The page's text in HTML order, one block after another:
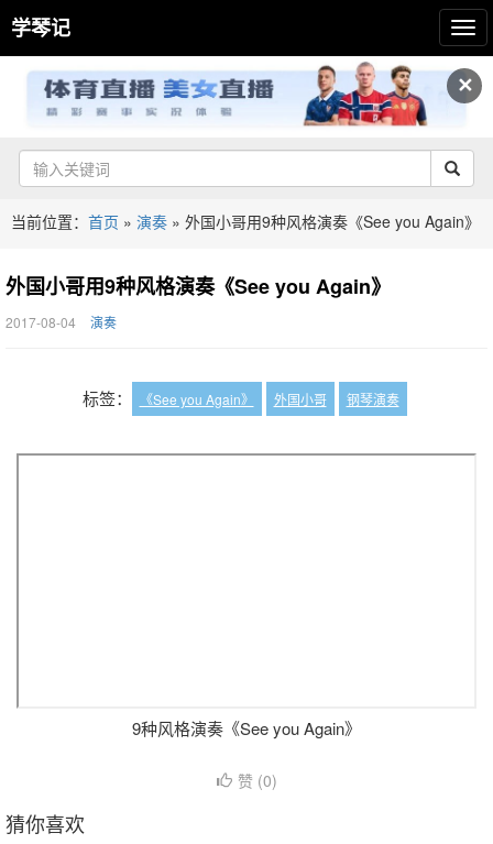
✕
学琴记
当前位置： 首页 » 演奏 » 外国小哥用9种风格演奏《See you Again》
外国小哥用9种风格演奏《See you Again》
2017-08-04 演奏
标签： 《See you Again》 外国小哥 钢琴演奏
9种风格演奏《See you Again》
赞 (0)
猜你喜欢